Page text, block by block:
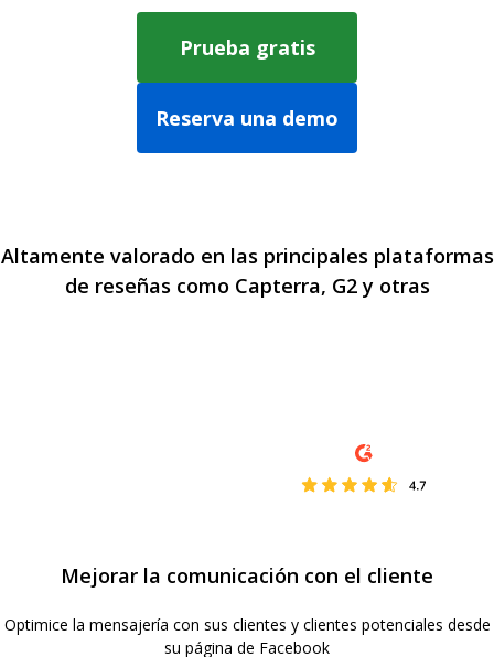
Prueba gratis
Reserva una demo
Altamente valorado en las principales plataformas
de reseñas como Capterra, G2 y otras
Mejorar la comunicación con el cliente
Optimice la mensajería con sus clientes y clientes potenciales desde
su página de Facebook